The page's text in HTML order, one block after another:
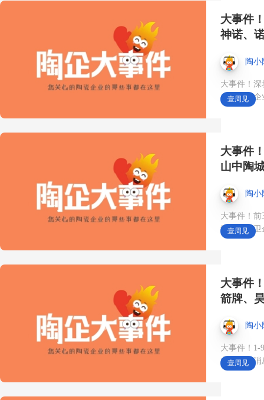
届佛山陶博会#展会时间10
月18日#中国陶瓷卫浴总部
#集合店#经销商选品
10月18日，来第45届中国
（佛山）陶博会·中国陶瓷
卫浴总部展馆👉 集合店优
选产品馆2.0——120+品牌
·1600+款产品·集合店一站
式选品平台❗️ #第45届佛山
陶博会#展会时间10月18日
#中国陶瓷卫浴总部#集合
店#经销商选品
【陶小陶早报】2026年8月
大事件
神诺、
陶小
大事件！
成等陶卫企
壹周见
大事件
山中陶
陶小
大事件！
缔克等陶卫
壹周见
大事件
箭牌、
陶小
大事件！1-
业有最新消
壹周见